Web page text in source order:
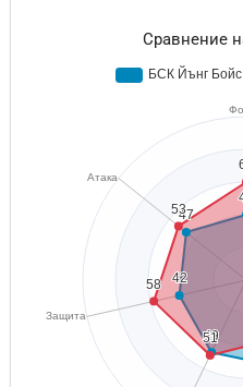
Сравнение